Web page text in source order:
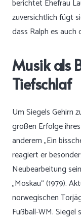
berichtet Ehefrau
zuversichtlich fügt
dass Ralph es auch
Musik als
Tiefschlaf
Um Siegels Gehirn
großen Erfolge
anderem „Ein
reagiert er
Neubearbeitung
„Moskau“ (1979).
norwegischen
Fußball-WM. Siegel